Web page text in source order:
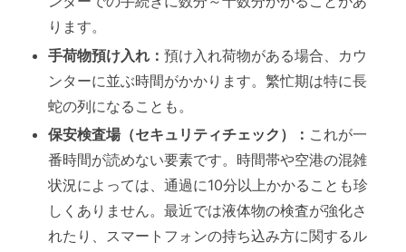
ります。
手荷物預け入れ：預け入れ荷物がある場合、カウ
ンターに並ぶ時間がかかります。繁忙期は特に長
蛇の列になることも。
保安検査場（セキュリティチェック）： これが一
番時間が読めない要素です。時間帯や空港の混雑
状況によっては、通過に10分以上かかることも珍
しくありません。最近では液体物の検査が強化さ
れたり、スマートフォンの持ち込み方に関するル